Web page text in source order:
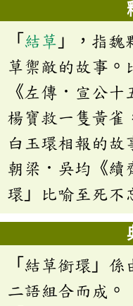
「 結草 」，指魏
草禦敵的故事。
《左傳．宣公十
楊寶救一隻黃雀
白玉環相報的故
朝梁．吳均《續
環」比喻至死不
「結草銜環」係
二語組合而成。